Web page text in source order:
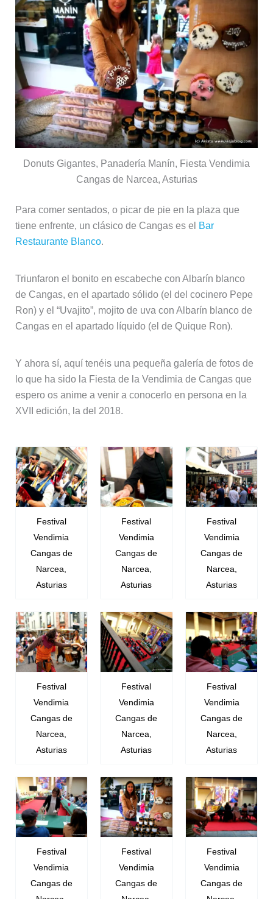
Donuts Gigantes, Panadería Manín, Fiesta Vendimia
Cangas de Narcea, Asturias
Para comer sentados, o picar de pie en la plaza que
tiene enfrente, un clásico de Cangas es el
Bar
Restaurante Blanco.
Triunfaron el bonito en escabeche con Albarín blanco
de Cangas, en el apartado sólido (el del cocinero Pepe
Ron) y el “Uvajito”, mojito de uva con Albarín blanco de
Cangas en el apartado líquido (el de Quique Ron).
Y ahora sí, aquí tenéis una pequeña galería de fotos de
lo que ha sido la Fiesta de la Vendimia de Cangas que
espero os anime a venir a conocerlo en persona en la
XVII edición, la del 2018.
Festival
Vendimia
Cangas de
Narcea,
Asturias
Festival
Vendimia
Cangas de
Narcea,
Asturias
Festival
Vendimia
Cangas de
Narcea,
Asturias
Festival
Vendimia
Cangas de
Narcea,
Asturias
Festival
Vendimia
Cangas de
Narcea,
Asturias
Festival
Vendimia
Cangas de
Narcea,
Asturias
Festival
Vendimia
Cangas de
Festival
Vendimia
Cangas de
Festival
Vendimia
Cangas de